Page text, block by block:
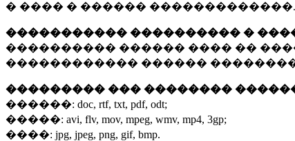
� ���� � ������ �������������.
����������� ���������� �
���������� ������ ���� ��
������������ ������
��������� ��� ��������
������: doc, rtf, txt, pdf, odt;
�����: avi, flv, mov, mpeg, wmv, mp4, 3gp;
����: jpg, jpeg, png, gif, bmp.